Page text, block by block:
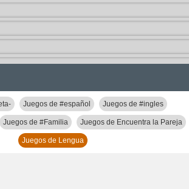
Juegos de #español Juegos de #ingles
Juegos de #Familia Juegos de Encuentra la Pareja
Juegos de Lengua